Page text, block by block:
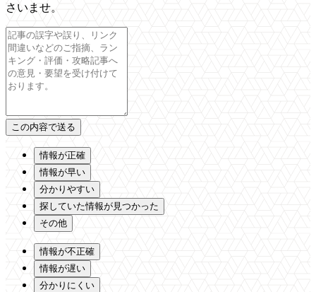
さいませ。
情報が正確
情報が早い
分かりやすい
探していた情報が見つかった
その他
情報が不正確
情報が遅い
分かりにくい